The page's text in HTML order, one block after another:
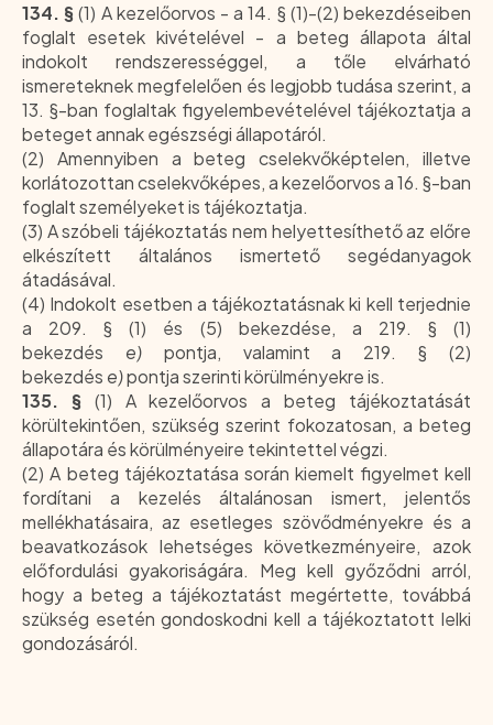
134. §(1) A kezelőorvos - a 14. § (1)-(2) bekezdéseiben
foglalt esetek kivételével - a beteg állapota által
indokolt rendszerességgel, a tőle elvárható
ismereteknek megfelelően és legjobb tudása szerint, a
13. §-ban foglaltak figyelembevételével tájékoztatja a
beteget annak egészségi állapotáról.
(2) Amennyiben a beteg cselekvőképtelen, illetve
korlátozottan cselekvőképes, a kezelőorvos a 16. §-ban
foglalt személyeket is tájékoztatja.
(3) A szóbeli tájékoztatás nem helyettesíthető az előre
elkészített általános ismertető segédanyagok
átadásával.
(4) Indokolt esetben a tájékoztatásnak ki kell terjednie
a 209. § (1) és (5) bekezdése, a 219. § (1)
bekezdés e) pontja, valamint a 219. § (2)
bekezdés e)pontja szerinti körülményekre is.
135. § (1) A kezelőorvos a beteg tájékoztatását
körültekintően, szükség szerint fokozatosan, a beteg
állapotára és körülményeire tekintettel végzi.
(2) A beteg tájékoztatása során kiemelt figyelmet kell
fordítani a kezelés általánosan ismert, jelentős
mellékhatásaira, az esetleges szövődményekre és a
beavatkozások lehetséges következményeire, azok
előfordulási gyakoriságára. Meg kell győződni arról,
hogy a beteg a tájékoztatást megértette, továbbá
szükség esetén gondoskodni kell a tájékoztatott lelki
gondozásáról.